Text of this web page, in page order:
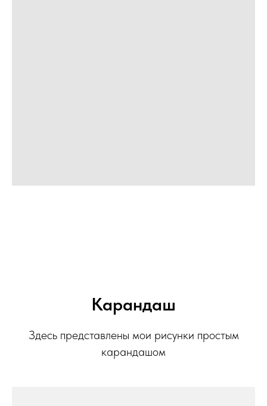
Карандаш
Здесь представлены мои рисунки простым
карандашом